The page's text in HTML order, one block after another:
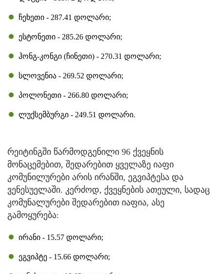
ჩეხეთი - 287.41 დოლარი;
ესტონეთი - 285.26 დოლარი;
ჰონგ-კონგი (ჩინეთი) - 270.31 დოლარი;
სლოვენია - 269.52 დოლარი;
პოლონეთი - 266.80 დოლარი;
ლუქსემბურგი - 249.51 დოლარი.
რეიტინგში წარმოდგენილი 96 ქვეყნის
მონაცემებით, შედარებით ყველაზე იაფი
კომუნილურები არის ირანში, ეგვიპტესა და
ვენესუელაში. კერძოდ, ქვეყნების ათეული, სადაც
კომუნალურები შედარებით იაფია, ასე
გამოყურება:
ირანი - 15.57 დოლარი;
ეგვიპტე - 15.66 დოლარი;